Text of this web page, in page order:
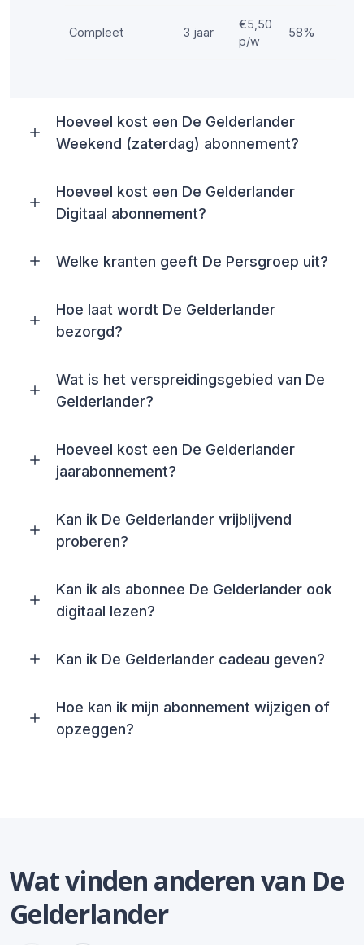
Compleet 3 jaar
€5,50
p/w
58%
Hoeveel kost een De Gelderlander
Weekend (zaterdag) abonnement?
Hoeveel kost een De Gelderlander
Digitaal abonnement?
Welke kranten geeft De Persgroep uit?
Hoe laat wordt De Gelderlander
bezorgd?
Wat is het verspreidingsgebied van De
Gelderlander?
Hoeveel kost een De Gelderlander
jaarabonnement?
Kan ik De Gelderlander vrijblijvend
proberen?
Kan ik als abonnee De Gelderlander ook
digitaal lezen?
Kan ik De Gelderlander cadeau geven?
Hoe kan ik mijn abonnement wijzigen of
opzeggen?
Wat vinden anderen van De
Gelderlander